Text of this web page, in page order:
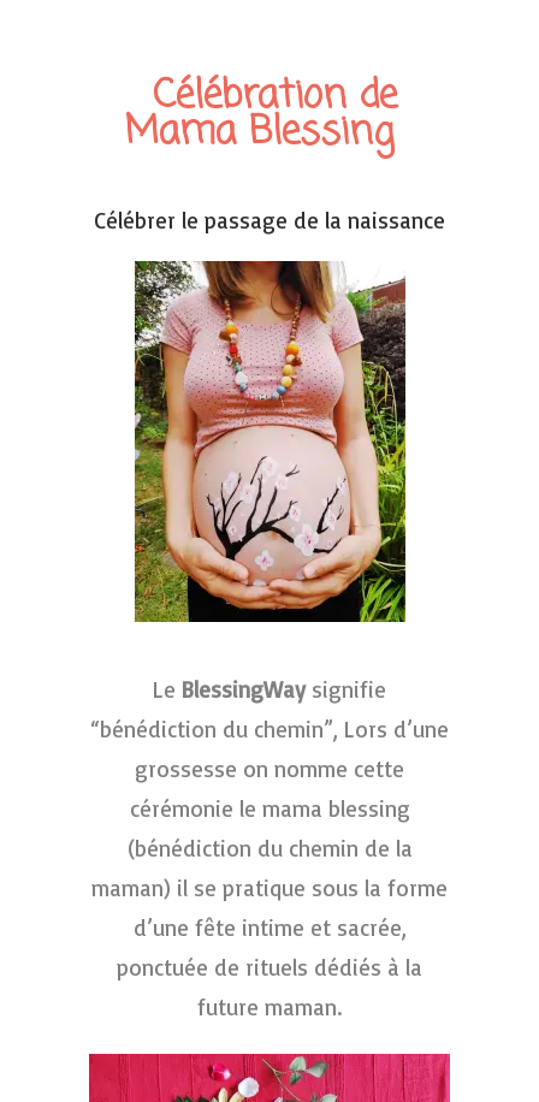
Célébration de
Mama Blessing
Célébrer le passage de la naissance
Le BlessingWaysignifie
“bénédiction du chemin”, Lors d’une
grossesse on nomme cette
cérémonie le mama blessing
(bénédiction du chemin de la
maman) il se pratique sous la forme
d’une fête intime et sacrée,
ponctuée de rituels dédiés à la
future maman.